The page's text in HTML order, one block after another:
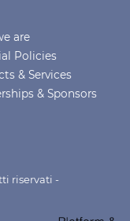
are
Policies
& Services
& Sponsors
riservati -